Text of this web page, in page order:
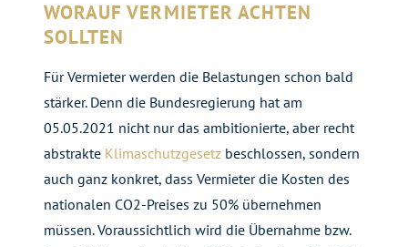
WORAUF VERMIETER ACHTEN
SOLLTEN
Für Vermieter werden die Belastungen schon bald
stärker. Denn die Bundesregierung hat am
05.05.2021 nicht nur das ambitionierte, aber recht
abstrakte Klimaschutzgesetz beschlossen, sondern
auch ganz konkret, dass Vermieter die Kosten des
nationalen CO2-Preises zu 50% übernehmen
müssen. Voraussichtlich wird die Übernahme bzw.